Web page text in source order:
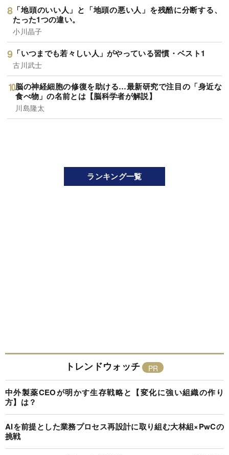
「地頭のいい人」と「地頭の悪い人」を残酷に分断する、
たった1つの違い。
小川晶子
「いつまでも若々しい人」がやっている習慣・ベスト1
古川武士
脳の神経細胞の修復を助ける…最新研究で注目の「身近な
食べ物」の名前とは【脳科学者が解説】
川島隆太
ランキング一覧
トレンドウォッチ
中外製薬CEOが明かす生存戦略と【変化に強い組織の作り
方】は？
AIを前提とした業務プロセス再設計に取り組む大林組×PwCの
挑戦